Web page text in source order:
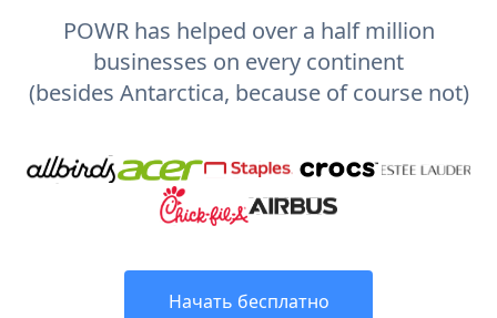
POWR has helped over a half million
businesses on every continent
(besides Antarctica, because of course not)
Начать бесплатно